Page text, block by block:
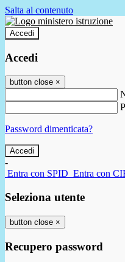
Salta al contenuto
Accedi
Accedi
button close ×
Password dimenticata?
-
Entra con SPID Entra con
Seleziona utente
button close ×
Recupero password